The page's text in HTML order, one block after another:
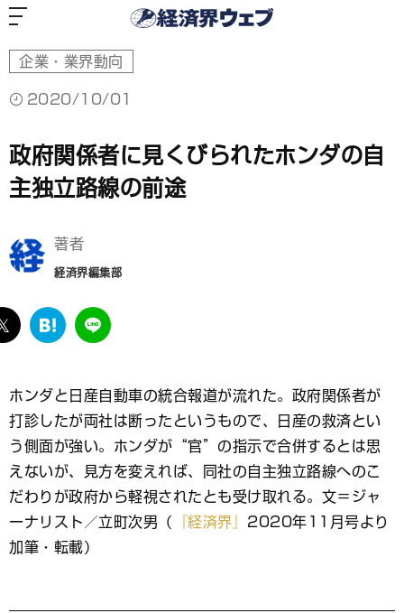
企業・業界動向
2020/10/01
政府関係者に見くびられたホンダの自
主独立路線の前途
著者
経済界編集部
twitter
は
ブ
ッ
ク
マ
ー
ク
LINE
ホンダと日産自動車の統合報道が流れた。政府関係者が
打診したが両社は断ったというもので、日産の救済とい
う側面が強い。ホンダが“官”の指示で合併するとは思
えないが、見方を変えれば、同社の自主独立路線へのこ
だわりが政府から軽視されたとも受け取れる。文＝ジャ
ーナリスト／立町次男（
『経済界』 2020年11月号より
加筆・転載）